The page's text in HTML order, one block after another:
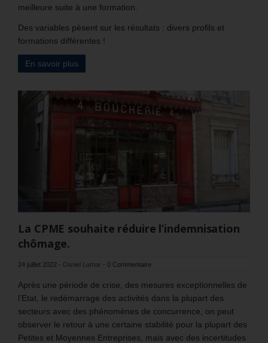
meilleure suite à une formation.
Des variables pèsent sur les résultats : divers profils et
formations différentes !
En savoir plus
La CPME souhaite réduire l’indemnisation
chômage.
24 juillet 2022 - Daniel Lamar - 0 Commentaire
Après une période de crise, des mesures exceptionnelles de
l’Etat, le redémarrage des activités dans la plupart des
secteurs avec des phénomènes de concurrence, on peut
observer le retour à une certaine stabilité pour la plupart des
Petites et Moyennes Entreprises, mais avec des incertitudes